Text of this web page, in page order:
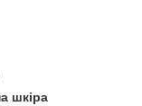
шкіра